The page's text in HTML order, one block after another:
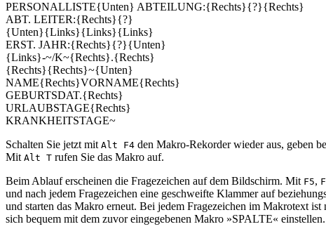
PERSONALLISTE{Unten} ABTEILUNG:{Rechts}{?}{Rechts}
ABT. LEITER:{Rechts}{?}
{Unten}{Links}{Links}{Links}
ERST. JAHR:{Rechts}{?}{Unten}
{Links}-~/K~{Rechts}.{Rechts}
{Rechts}{Rechts}~{Unten}
NAME{Rechts}VORNAME{Rechts}
GEBURTSDAT.{Rechts}
URLAUBSTAGE{Rechts}
KRANKHEITSTAGE~
Schalten Sie jetzt mit Alt F4 den Makro-Rekorder wieder aus, geben
Mit Alt T rufen Sie das Makro auf.
Beim Ablauf erscheinen die Fragezeichen auf dem Bildschirm. Mit F5,
und nach jedem Fragezeichen eine geschweifte Klammer auf
und starten das Makro erneut. Bei jedem Fragezeichen im Makrotext
sich bequem mit dem zuvor eingegebenen Makro »SPALTE«